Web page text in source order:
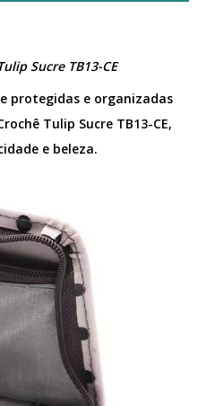
Sucre TB13-CE
protegidas e organizadas
Tulip Sucre TB13-CE,
e beleza.